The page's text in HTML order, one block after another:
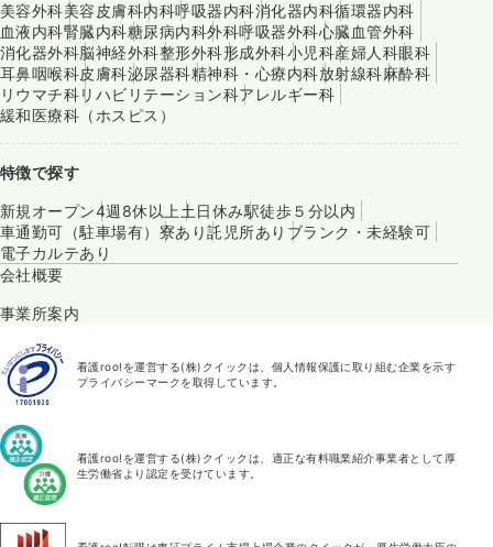
美容外科美容皮膚科内科呼吸器内科消化器内科循環器内科
血液内科腎臓内科糖尿病内科外科呼吸器外科心臓血管外科
消化器外科脳神経外科整形外科形成外科小児科産婦人科眼科
耳鼻咽喉科皮膚科泌尿器科精神科・心療内科放射線科麻酔科
リウマチ科リハビリテーション科アレルギー科
緩和医療科（ホスピス）
特徴で探す
新規オープン4週8休以上 土日休み駅徒歩５分以内
車通勤可（駐車場有） 寮あり託児所あり ブランク・未経験可
電子カルテあり
会社概要
事業所案内
看護roo!を運営する(株)クイックは、個人情報保護に取り組む企業を示す
プライバシーマークを取得しています。
看護roo!を運営する(株)クイックは、適正な有料職業紹介事業者として厚
生労働省より認定を受けています。